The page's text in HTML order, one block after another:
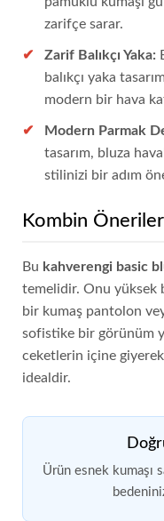
zarifçe sarar.
Zarif Balıkçı Yaka:
balıkçı yaka
modern bir hava
Modern Parmak
tasarım, bluza
stilinizi bir adım
Kombin
Bu kahverengi basic
temelidir. Onu yüksek
bir kumaş pantolon
sofistike bir görünüm
ceketlerin içine
idealdir.
Ürün esnek kumaşı